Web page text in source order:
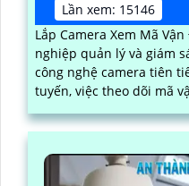
Lần xem: 15146
Lắp Camera Xem Mã
nghiệp quản lý và giám
công nghệ camera tiên
tuyến, việc theo dõi mã
bao giờ hết